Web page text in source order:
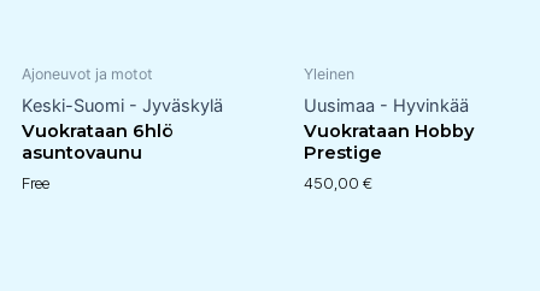
Ajoneuvot ja motot
Keski-Suomi - Jyväskylä
Vuokrataan 6hlö
asuntovaunu
Free
Yleinen
Uusimaa - Hyvinkää
Vuokrataan Hobby
Prestige
450,00 €